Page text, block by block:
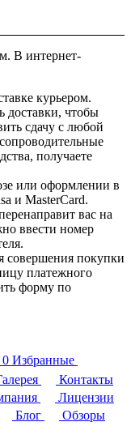
В интернет-
курьером.
доставки, чтобы
сдачу с любой
получаете
или оформлении в
и MasterCard.
вас на
ввести номер
совершения покупки
платежного
форму по
0 Избранные
Контакты
Лицензии
Блог
Обзоры